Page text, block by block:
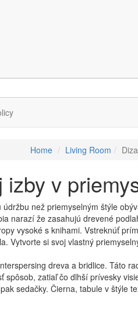
Home Living Room
izby v
než priemyselným štýle
narazí že zasahujú drevené
vysoké s knihami. Vstreknúť
Vytvorte si svoj vlastný
dreva a bridlice. Táto
spôsob, zatiaľ čo dlhší prívesky
sedačky. Čierna, tabule v štýle